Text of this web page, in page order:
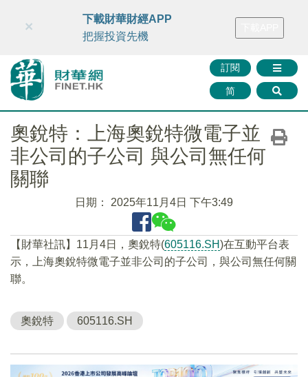
財華智庫網 FINTV FINMETA 財華證券 媒體矩陣
訂閱
简
×
下載財華財經APP
把握投資先機
奧銳特：上海奧銳特微電子並
非公司的子公司 與公司無任何
關聯
日期： 2025年11月4日 下午3:49
【財華社訊】11月4日，奧銳特(605116.SH)在互動平台表
示，上海奧銳特微電子並非公司的子公司，與公司無任何關
聯。
奧銳特 605116.SH